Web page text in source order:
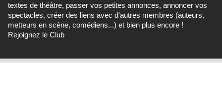
textes de théâtre, passer vos petites annonces, annoncer vos
spectacles, créer des liens avec d'autres membres (auteurs,
metteurs en scène, comédiens...) et bien plus encore !
Rejoignez le Club